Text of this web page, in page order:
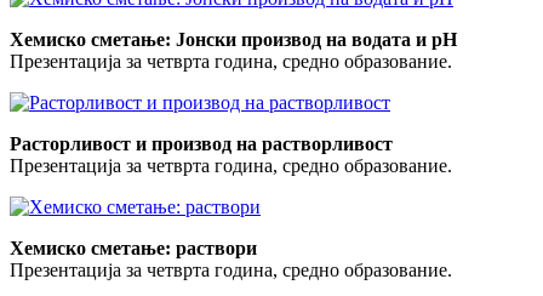
Хемиско сметање: Јонски производ на водата и pH
Презентација за четврта година, средно образование.
Расторливост и производ на растворливост
Презентација за четврта година, средно образование.
Хемиско сметање: раствори
Презентација за четврта година, средно образование.